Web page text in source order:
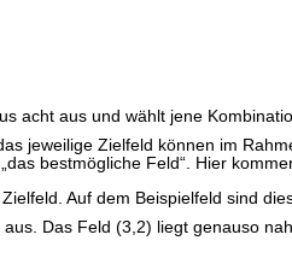
acht aus und wählt jene
jeweilige Zielfeld können im
bestmögliche Feld“. Hier
Auf dem Beispielfeld sind
Das Feld (3,2) liegt genauso